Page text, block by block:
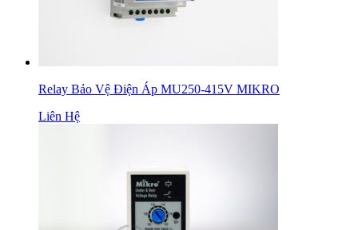
Relay Bảo Vệ Điện Áp MU250-415V MIKRO
Liên Hệ